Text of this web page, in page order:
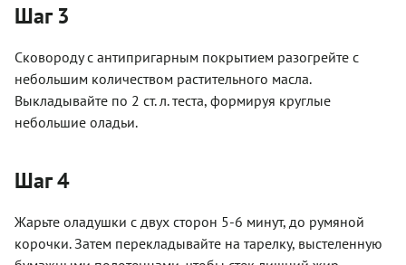
Шаг 3
Сковороду с антипригарным покрытием разогрейте с
небольшим количеством растительного масла.
Выкладывайте по 2 ст. л. теста, формируя круглые
небольшие оладьи.
Шаг 4
Жарьте оладушки с двух сторон 5-6 минут, до румяной
корочки. Затем перекладывайте на тарелку, выстеленную